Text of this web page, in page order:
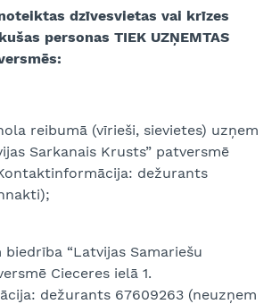
dzīvesvietas vai krīzes
personas TIEK UZŅEMTAS
reibumā (vīrieši, sievietes) uzņem
Sarkanais Krusts” patversmē
dežurants
“Latvijas Samariešu
Cieceres ielā 1.
dežurants 67609263 (neuzņem